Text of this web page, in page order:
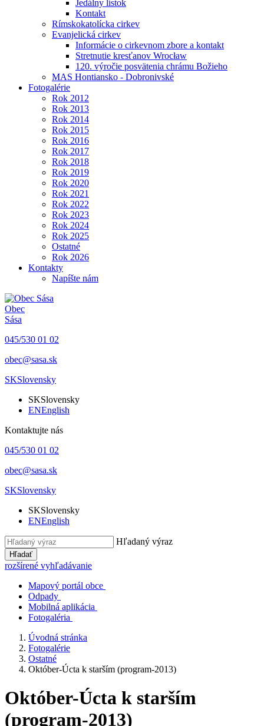
Jedálny lístok
Kontakt
Rímskokatolícka cirkev
Evanjelická cirkev
Informácie o cirkevnom zbore a kontakt
Stretnutie kresťanov Wrocław
120. výročie posvätenia chrámu Božieho
MAS Hontiansko - Dobronivské
Fotogalérie
Rok 2012
Rok 2013
Rok 2014
Rok 2015
Rok 2016
Rok 2017
Rok 2018
Rok 2019
Rok 2020
Rok 2021
Rok 2022
Rok 2023
Rok 2024
Rok 2025
Ostatné
Rok 2026
Kontakty
Napíšte nám
Obec
Sása
045/530 01 02
obec@sasa.sk
SKSlovensky
SKSlovensky
ENEnglish
Kontaktujte nás
045/530 01 02
obec@sasa.sk
SKSlovensky
SKSlovensky
ENEnglish
Hľadaný výraz
Hľadať
rozšírené vyhľadávanie
Mapový portál obce
Odpady
Mobilná aplikácia
Fotogaléria
Úvodná stránka
Fotogalérie
Ostatné
Október-Úcta k starším (program-2013)
Október-Úcta k starším
(program-2013)